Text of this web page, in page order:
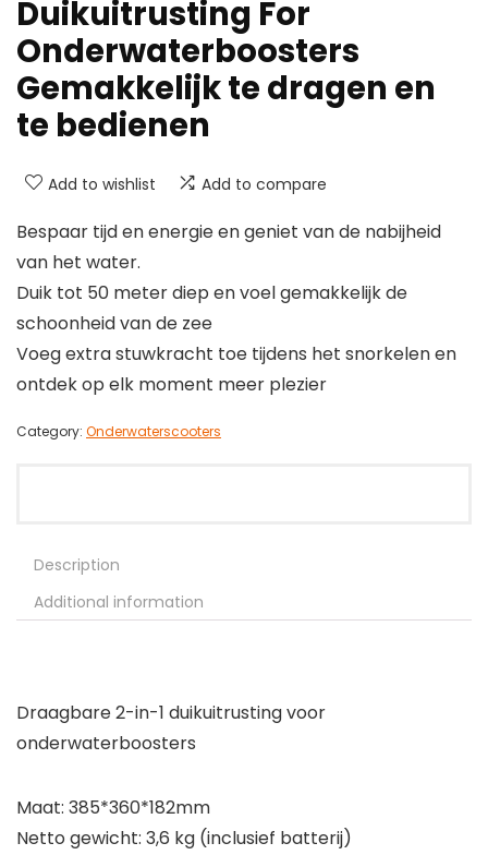
Duikuitrusting For
Onderwaterboosters
Gemakkelijk te dragen en
te bedienen
Add to wishlist Add to compare
Bespaar tijd en energie en geniet van de nabijheid
van het water.
Duik tot 50 meter diep en voel gemakkelijk de
schoonheid van de zee
Voeg extra stuwkracht toe tijdens het snorkelen en
ontdek op elk moment meer plezier
Category: Onderwaterscooters
Description
Additional information
Draagbare 2-in-1 duikuitrusting voor
onderwaterboosters
Maat: 385*360*182mm
Netto gewicht: 3,6 kg (inclusief batterij)